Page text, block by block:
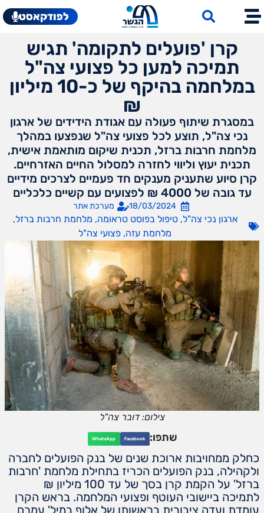
לפודקאסט
קרן 'פועלים לתקומה' תגיש
תמיכה למען כל פצועי צה"ל
במלחמה בהיקף של כ-10 מיליון
₪
במסגרת שיתוף פעולה עם אגודת הידידים של ארגון
נכי צה"ל, תוצע לכל פצועי צה"ל שנפצעו במהלך
מלחמת חרבות ברזל, תכנית שיקום מותאמת אישית,
תכנית יעוץ וליווי לחזרה למסלול החיים האזרחיים.
קרן סיוע שתעניק מענקים חד פעמיים לצרכים מידיים
עד גובה של 4000 ₪ לפצועים עם קשיים כלכליים
18/03/2024 מערכת אתר
ארגון נכי צה"ל,טיפול בפוסט טראומה, מלחמת חרבות ברזל,
מלחמת עזה, פצועי צה"ל
צילום: דובר צה"ל
שתפו: Facebook
WhatsApp
כחלק ממחויבות ארוכת שנים של בנק הפועלים לחברה
ולקהילה, בנק הפועלים הכריז בתחילת מלחמת 'חרבות
ברזל' על הקמת קרן בסך של עד 100 מיליון ₪
לתמיכה ביישובי העוטף ופצועי המלחמה. בראש הקרן
עומדת ועדה ציבורית בראשותו של אלוף במיל' עמרם